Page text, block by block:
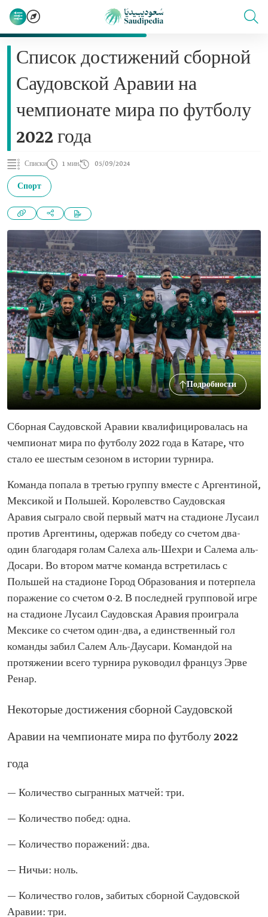
Список достижений сборной
Саудовской Аравии на
чемпионате мира по футболу
2022 года
Списки 1 мин 05/09/2024
Спорт
Подробности
Сборная Саудовской Аравии квалифицировалась на
чемпионат мира по футболу 2022 года в Катаре, что
стало ее шестым сезоном в истории турнира.
Команда попала в третью группу вместе с Аргентиной,
Мексикой и Польшей. Королевство Саудовская
Аравия сыграло свой первый матч на стадионе Лусаил
против Аргентины, одержав победу со счетом два-
один благодаря голам Салеха аль-Шехри и Салема аль-
Досари. Во втором матче команда встретилась с
Польшей на стадионе Город Образования и потерпела
поражение со счетом 0-2. В последней групповой игре
на стадионе Лусаил Саудовская Аравия проиграла
Мексике со счетом один-два, а единственный гол
команды забил Салем Аль-Даусари. Командой на
протяжении всего турнира руководил француз Эрве
Ренар.
Некоторые достижения сборной Саудовской
Аравии на чемпионате мира по футболу 2022
года
— Количество сыгранных матчей: три.
— Количество побед: одна.
— Количество поражений: два.
— Ничьи: ноль.
— Количество голов, забитых сборной Саудовской
Аравии: три.